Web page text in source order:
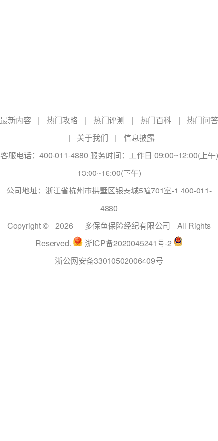
最新内容 | 热门攻略 | 热门评测 | 热门百科 |
热门问答
|
关于我们 |
信息披露
客服电话：400-011-4880 服务时间：工作日 09:00~12:00(上午)
13:00~18:00(下午)
公司地址：浙江省杭州市拱墅区银泰城5幢701室-1 400-011-
4880
Copyright ©
2026 多保鱼保险经纪有限公司
All Rights
Reserved.
浙ICP备2020045241号-2
浙公网安备33010502006409号